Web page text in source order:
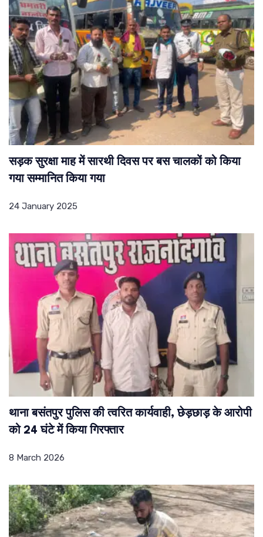
सड़क सुरक्षा माह में सारथी दिवस पर बस चालकों को किया
गया सम्मानित किया गया
24 January 2025
थाना बसंतपुर पुलिस की त्वरित कार्यवाही, छेड़छाड़ के आरोपी
को 24 घंटे में किया गिरफ्तार
8 March 2026